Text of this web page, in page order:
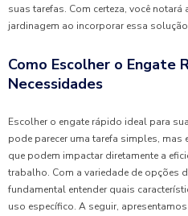
suas tarefas. Com certeza, você notará
jardinagem ao incorporar essa
Como Escolher o Engate
Necessidades
Escolher o engate rápido ideal para
pode parecer uma tarefa simples, mas
que podem impactar diretamente a
trabalho. Com a variedade de opções
fundamental entender quais
uso específico. A seguir,